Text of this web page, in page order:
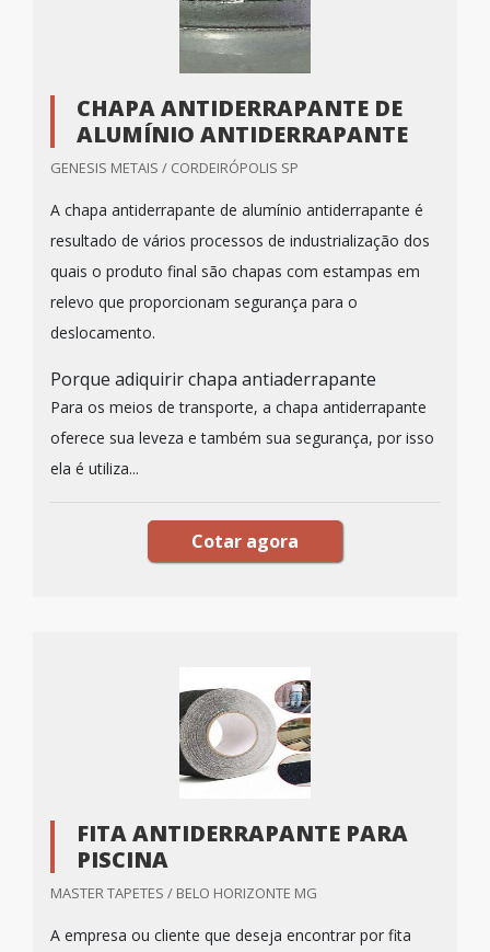
CHAPA ANTIDERRAPANTE DE
ALUMÍNIO ANTIDERRAPANTE
GENESIS METAIS / CORDEIRÓPOLIS SP
A chapa antiderrapante de alumínio antiderrapante é
resultado de vários processos de industrialização dos
quais o produto final são chapas com estampas em
relevo que proporcionam segurança para o
deslocamento.
Porque adiquirir chapa antiaderrapante
Para os meios de transporte, a chapa antiderrapante
oferece sua leveza e também sua segurança, por isso
ela é utiliza...
Cotar agora
FITA ANTIDERRAPANTE PARA
PISCINA
MASTER TAPETES / BELO HORIZONTE MG
A empresa ou cliente que deseja encontrar por fita